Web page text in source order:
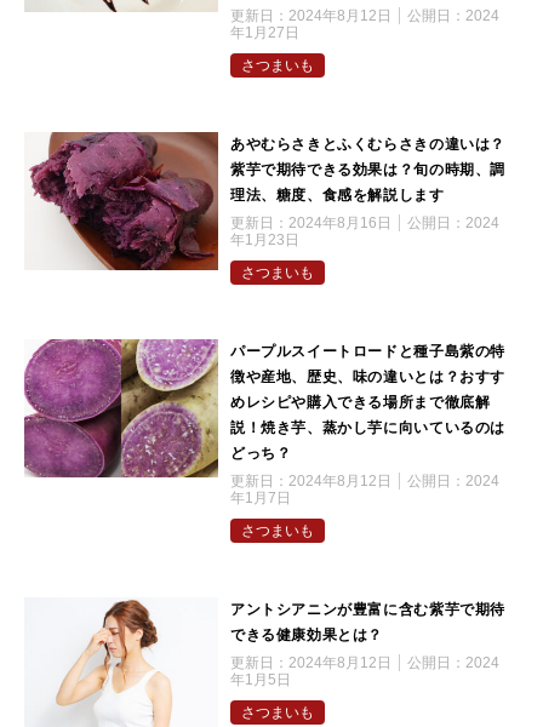
更新日： 2024年8月12日 公開日： 2024
年1月27日
さつまいも
あやむらさきとふくむらさきの違いは？
紫芋で期待できる効果は？旬の時期、調
理法、糖度、食感を解説します
更新日： 2024年8月16日 公開日： 2024
年1月23日
さつまいも
パープルスイートロードと種子島紫の特
徴や産地、歴史、味の違いとは？おすす
めレシピや購入できる場所まで徹底解
説！焼き芋、蒸かし芋に向いているのは
どっち？
更新日： 2024年8月12日 公開日： 2024
年1月7日
さつまいも
アントシアニンが豊富に含む紫芋で期待
できる健康効果とは？
更新日： 2024年8月12日 公開日： 2024
年1月5日
さつまいも